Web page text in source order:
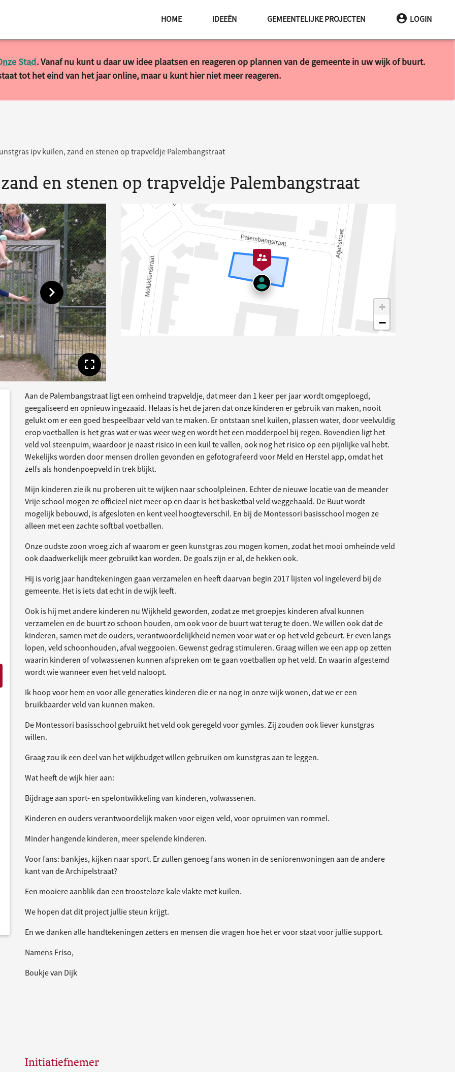
HOME IDEEËN GEMEENTELIJKE PROJECTEN LOGIN
Stad. Vanaf nu kunt u daar uw idee plaatsen en reageren op plannen van de gemeente in uw wijk of buurt.
tot het eind van het jaar online, maar u kunt hier niet meer reageren.
ipv kuilen, zand en stenen op trapveldje Palembangstraat
en stenen op trapveldje Palembangstraat
Toon volgende afbeelding
Toon volledige afbeelding
+
−
Aan de Palembangstraat ligt een omheind trapveldje, dat meer dan 1 keer per jaar wordt omgeploegd,
geegaliseerd en opnieuw ingezaaid. Helaas is het de jaren dat onze kinderen er gebruik van maken, nooit
gelukt om er een goed bespeelbaar veld van te maken. Er ontstaan snel kuilen, plassen water, door veelvuldig
erop voetballen is het gras wat er was weer weg en wordt het een modderpoel bij regen. Bovendien ligt het
veld vol steenpuim, waardoor je naast risico in een kuil te vallen, ook nog het risico op een pijnlijke val hebt.
Wekelijks worden door mensen drollen gevonden en gefotografeerd voor Meld en Herstel app, omdat het
zelfs als hondenpoepveld in trek blijkt.
Mijn kinderen zie ik nu proberen uit te wijken naar schoolpleinen. Echter de nieuwe locatie van de meander
Vrije school mogen ze officieel niet meer op en daar is het basketbal veld weggehaald. De Buut wordt
mogelijk bebouwd, is afgesloten en kent veel hoogteverschil. En bij de Montessori basisschool mogen ze
alleen met een zachte softbal voetballen.
Onze oudste zoon vroeg zich af waarom er geen kunstgras zou mogen komen, zodat het mooi omheinde veld
ook daadwerkelijk meer gebruikt kan worden. De goals zijn er al, de hekken ook.
Hij is vorig jaar handtekeningen gaan verzamelen en heeft daarvan begin 2017 lijsten vol ingeleverd bij de
gemeente. Het is iets dat echt in de wijk leeft.
Ook is hij met andere kinderen nu Wijkheld geworden, zodat ze met groepjes kinderen afval kunnen
verzamelen en de buurt zo schoon houden, om ook voor de buurt wat terug te doen. We willen ook dat de
kinderen, samen met de ouders, verantwoordelijkheid nemen voor wat er op het veld gebeurt. Er even langs
lopen, veld schoonhouden, afval weggooien. Gewenst gedrag stimuleren. Graag willen we een app op zetten
waarin kinderen of volwassenen kunnen afspreken om te gaan voetballen op het veld. En waarin afgestemd
wordt wie wanneer even het veld naloopt.
Ik hoop voor hem en voor alle generaties kinderen die er na nog in onze wijk wonen, dat we er een
bruikbaarder veld van kunnen maken.
De Montessori basisschool gebruikt het veld ook geregeld voor gymles. Zij zouden ook liever kunstgras
willen.
Graag zou ik een deel van het wijkbudget willen gebruiken om kunstgras aan te leggen.
Wat heeft de wijk hier aan:
Bijdrage aan sport- en spelontwikkeling van kinderen, volwassenen.
Kinderen en ouders verantwoordelijk maken voor eigen veld, voor opruimen van rommel.
Minder hangende kinderen, meer spelende kinderen.
Voor fans: bankjes, kijken naar sport. Er zullen genoeg fans wonen in de seniorenwoningen aan de andere
kant van de Archipelstraat?
Een mooiere aanblik dan een troosteloze kale vlakte met kuilen.
We hopen dat dit project jullie steun krijgt.
En we danken alle handtekeningen zetters en mensen die vragen hoe het er voor staat voor jullie support.
Namens Friso,
Boukje van Dijk
Initiatiefnemer